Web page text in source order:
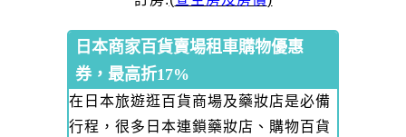
日本商家百貨賣場租車購物優惠
券，最高折17%
在日本旅遊逛百貨商場及藥妝店是必備
行程，很多日本連鎖藥妝店、購物百貨